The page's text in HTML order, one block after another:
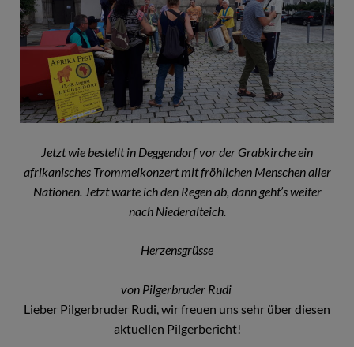
Jetzt wie bestellt in Deggendorf vor der Grabkirche ein
afrikanisches Trommelkonzert mit fröhlichen Menschen aller
Nationen. Jetzt warte ich den Regen ab, dann geht’s weiter
nach Niederalteich.
Herzensgrüsse
von Pilgerbruder Rudi
Lieber Pilgerbruder Rudi, wir freuen uns sehr über diesen
aktuellen Pilgerbericht!